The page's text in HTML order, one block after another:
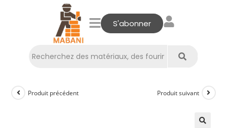
S'abonner
Produit précédent Produit suivant